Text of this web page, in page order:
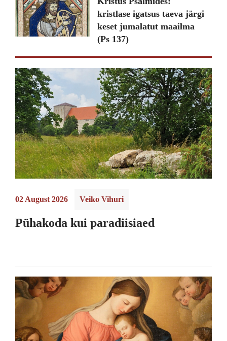
kristlase igatsus taeva järgi
keset jumalatut maailma
(Ps 137)
02 August 2026 Veiko Vihuri
Pühakoda kui paradiisiaed